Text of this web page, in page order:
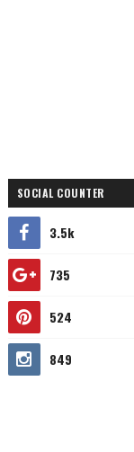
SOCIAL COUNTER
3.5k
735
524
849